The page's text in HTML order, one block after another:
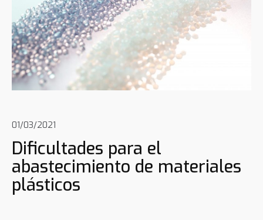
01/03/2021
Dificultades para el
abastecimiento de materiales
plásticos